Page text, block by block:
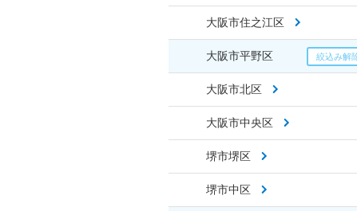
大阪市住之江区
大阪市平野区
大阪市北区
大阪市中央区
堺市堺区
堺市中区